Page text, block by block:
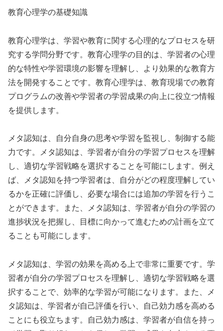
教育心理学の基礎知識
教育心理学は、学習や教育に関する心理的なプロセスを研
究する学問分野です。教育心理学の目的は、学習者の心理
的な特性や学習環境の影響を理解し、より効果的な教育方
法を開発することです。教育心理学は、教育現場での教育
プログラムの改善や学習者の学習成果の向上に役立つ情報
を提供します。
メタ認知は、自分自身の思考や学習を監視し、制御する能
力です。メタ認知は、学習者が自分の学習プロセスを理解
し、適切な学習戦略を選択することを可能にします。例え
ば、メタ認知を持つ学習者は、自分がどの程度理解してい
るかを正確に評価し、必要な場合には追加の学習を行うこ
とができます。また、メタ認知は、学習者が自分の学習の
進捗状況を把握し、目標に向かって進むための計画を立て
ることも可能にします。
メタ認知は、学習の効果を高める上で非常に重要です。学
習者が自分の学習プロセスを理解し、適切な学習戦略を選
択することで、効率的な学習が可能になります。また、メ
タ認知は、学習者が自己評価を行い、自己効力感を高める
ことにも役立ちます。自己効力感は、学習者が自信を持っ